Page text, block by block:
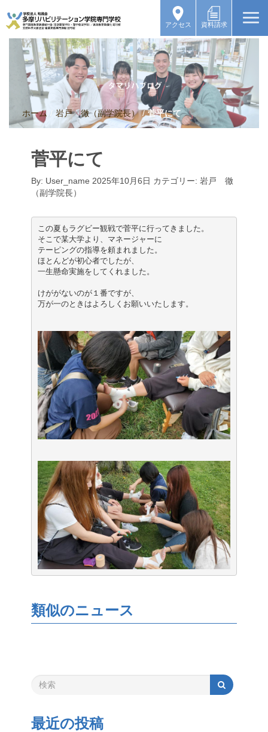
アクセス 資料請求
ホーム / 岩戸 徹（副学院長） / 菅平にて
菅平にて
By: User_name 2025年10月6日 カテゴリー:岩戸 徹
（副学院長）
この夏もラグビー観戦で菅平に行ってきました。
そこで某大学より、マネージャーに
テーピングの指導を頼まれました。
ほとんどが初心者でしたが、
一生懸命実施をしてくれました。
けががないのが１番ですが、
万が一のときはよろしくお願いいたします。
類似のニュース
最近の投稿